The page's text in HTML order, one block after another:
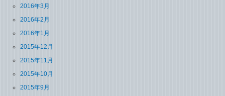
2016年3月
2016年2月
2016年1月
2015年12月
2015年11月
2015年10月
2015年9月